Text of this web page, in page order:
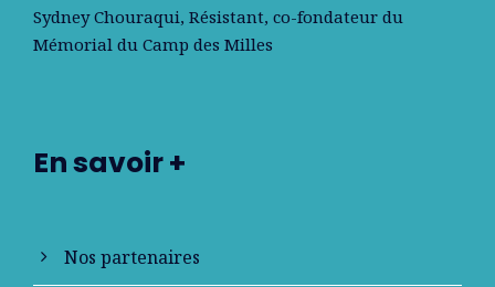
Sydney Chouraqui, Résistant, co-fondateur du
Mémorial du Camp des Milles
En savoir +
Nos partenaires